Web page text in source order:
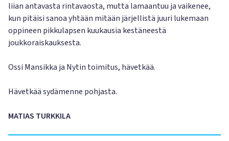
liian antavasta rintavaosta, mutta lamaantuu ja vaikenee,
kun pitäisi sanoa yhtään mitään järjellistä juuri lukemaan
oppineen pikkulapsen kuukausia kestäneestä
joukkoraiskauksesta.
Ossi Mansikka ja Nytin toimitus, hävetkää.
Hävetkää sydämenne pohjasta.
MATIAS TURKKILA